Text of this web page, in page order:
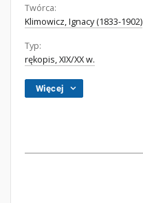
Twórca:
Klimowicz, Ignacy (1833-1902)
Typ:
rękopis, XIX/XX w.
Więcej